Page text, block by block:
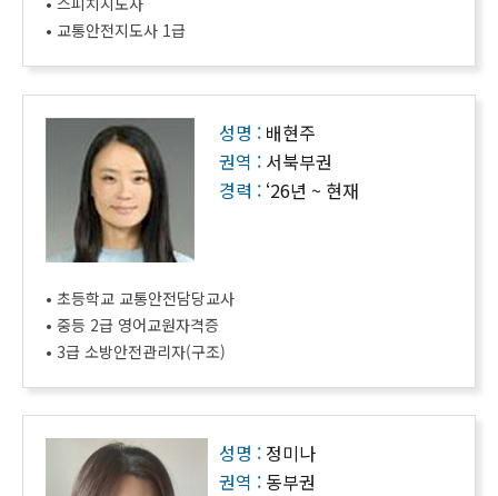
• 교통안전지도사 1급
성명 : 배현주
권역 : 서북부권
경력 : ‘26년 ~ 현재
• 초등학교 교통안전담당교사
• 중등 2급 영어교원자격증
• 3급 소방안전관리자(구조)
성명 : 정미나
권역 : 동부권